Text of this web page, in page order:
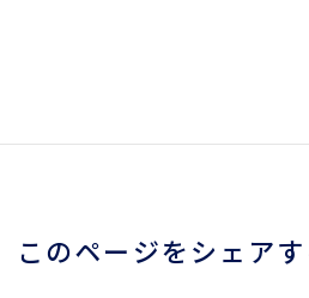
このページをシェアす